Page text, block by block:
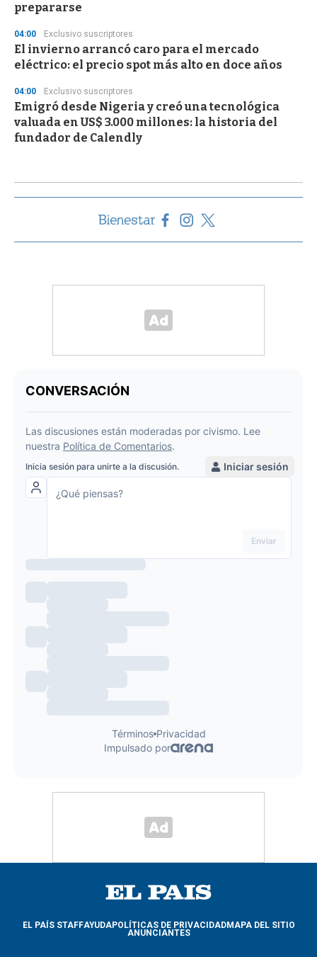
prepararse
04:00 Exclusivo suscriptores
El invierno arrancó caro para el mercado
eléctrico: el precio spot más alto en doce años
04:00 Exclusivo suscriptores
Emigró desde Nigeria y creó una tecnológica
valuada en US$ 3.000 millones: la historia del
fundador de Calendly
EL PAÍS STAFFAYUDAPOLÍTICAS DE PRIVACIDADMAPA DEL SITIO
ANUNCIANTES